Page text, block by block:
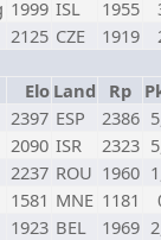
1999 ISL 1955
2125 CZE 1919
Elo Land Rp
2397 ESP 2386
2090 ISR 2323
2237 ROU 1960
1581 MNE 1181
1923 BEL 1969